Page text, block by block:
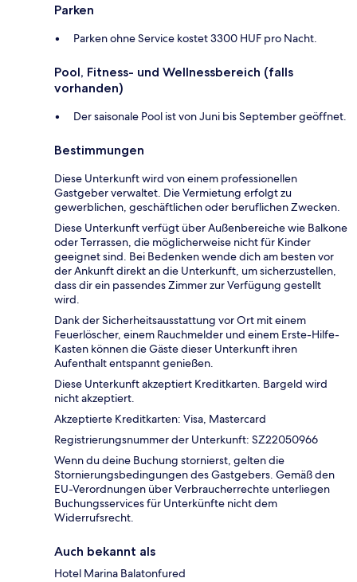
Parken
Parken ohne Service kostet 3300 HUF pro Nacht.
Pool, Fitness- und Wellnessbereich (falls
vorhanden)
Der saisonale Pool ist von Juni bis September geöffnet.
Bestimmungen
Diese Unterkunft wird von einem professionellen
Gastgeber verwaltet. Die Vermietung erfolgt zu
gewerblichen, geschäftlichen oder beruflichen Zwecken.
Diese Unterkunft verfügt über Außenbereiche wie Balkone
oder Terrassen, die möglicherweise nicht für Kinder
geeignet sind. Bei Bedenken wende dich am besten vor
der Ankunft direkt an die Unterkunft, um sicherzustellen,
dass dir ein passendes Zimmer zur Verfügung gestellt
wird.
Dank der Sicherheitsausstattung vor Ort mit einem
Feuerlöscher, einem Rauchmelder und einem Erste-Hilfe-
Kasten können die Gäste dieser Unterkunft ihren
Aufenthalt entspannt genießen.
Diese Unterkunft akzeptiert Kreditkarten. Bargeld wird
nicht akzeptiert.
Akzeptierte Kreditkarten: Visa, Mastercard
Registrierungsnummer der Unterkunft: SZ22050966
Wenn du deine Buchung stornierst, gelten die
Stornierungsbedingungen des Gastgebers. Gemäß den
EU-Verordnungen über Verbraucherrechte unterliegen
Buchungsservices für Unterkünfte nicht dem
Widerrufsrecht.
Auch bekannt als
Hotel Marina Balatonfured